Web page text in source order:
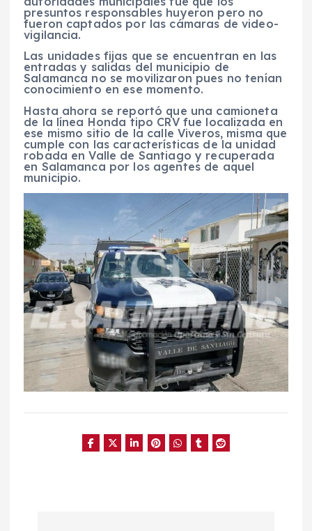
presuntos responsables huyeron pero no
fueron captados por las cámaras de video-
vigilancia.
Las unidades fijas que se encuentran en las
entradas y salidas del municipio de
Salamanca no se movilizaron pues no tenían
conocimiento en ese momento.
Hasta ahora se reportó que una camioneta
de la línea Honda tipo CRV fue localizada en
ese mismo sitio de la calle Viveros, misma que
cumple con las características de la unidad
robada en Valle de Santiago y recuperada
en Salamanca por los agentes de aquel
municipio.